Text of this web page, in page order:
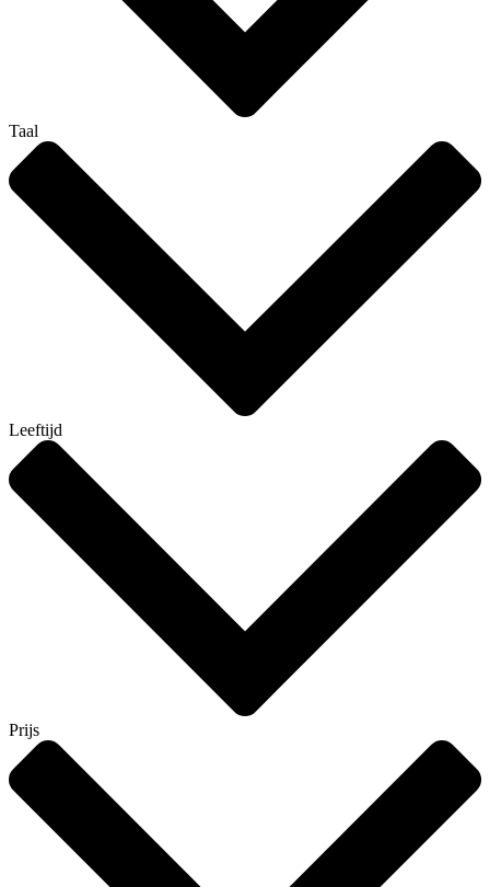
Taal
Leeftijd
Prijs